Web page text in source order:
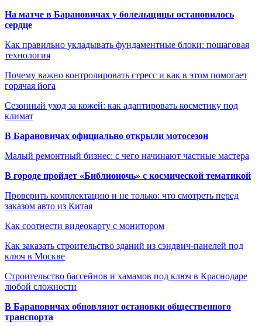
На матче в Барановичах у болельщицы остановилось
сердце
Как правильно укладывать фундаментные блоки: пошаговая
технология
Почему важно контролировать стресс и как в этом помогает
горячая йога
Сезонный уход за кожей: как адаптировать косметику под
климат
В Барановичах официально открыли мотосезон
Малый ремонтный бизнес: с чего начинают частные мастера
В городе пройдет «Библионочь» с космической тематикой
Проверить комплектацию и не только: что смотреть перед
заказом авто из Китая
Как соотнести видеокарту с монитором
Как заказать строительство зданий из сэндвич-панелей под
ключ в Москве
Строительство бассейнов и хамамов под ключ в Краснодаре
любой сложности
В Барановичах обновляют остановки общественного
транспорта